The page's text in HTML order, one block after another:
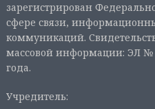
зарегистрирован
сфере связи,
коммуникаций.
массовой информации: ЭЛ №
года.
Учредитель: